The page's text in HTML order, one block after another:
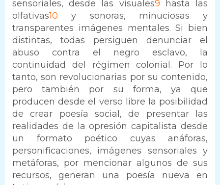
sensoriales, desde las visuales9 hasta las
olfativas10 y sonoras, minuciosas y
transparentes imágenes mentales. Si bien
distintas, todas persiguen denunciar el
abuso contra el negro esclavo, la
continuidad del régimen colonial. Por lo
tanto, son revolucionarias por su contenido,
pero también por su forma, ya que
producen desde el verso libre la posibilidad
de crear poesía social, de presentar las
realidades de la opresión capitalista desde
un formato poético cuyas anáforas,
personificaciones, imágenes sensoriales y
metáforas, por mencionar algunos de sus
recursos, generan una poesía nueva en